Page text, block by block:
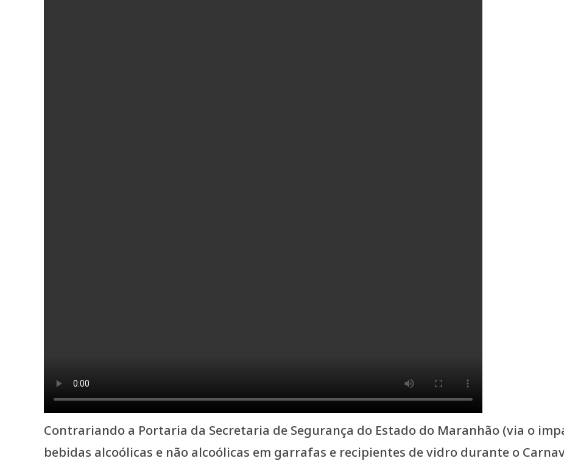
Contrariando a Portaria da Secretaria de Segurança do Estado do Maranhão (via o
bebidas alcoólicas e não alcoólicas em garrafas e recipientes de vidro durante o